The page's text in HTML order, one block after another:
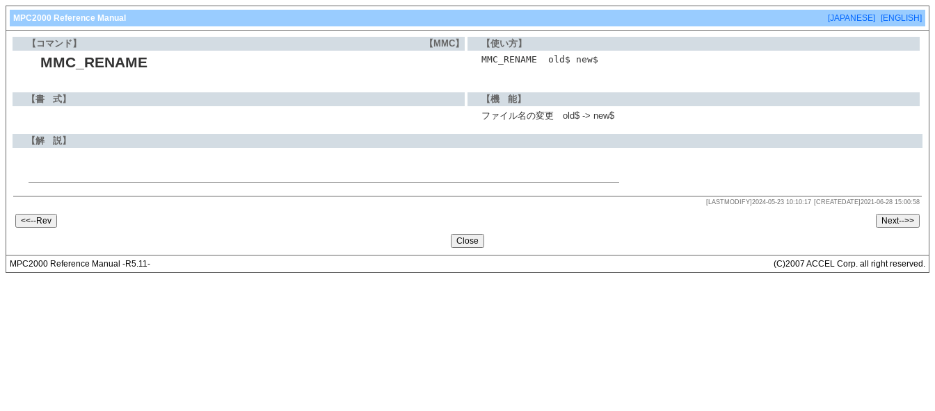
MPC2000 Reference Manual [JAPANESE] [ENGLISH]
【コマンド】 【MMC】 【使い方】
MMC_RENAME MMC_RENAME  old$ new$
【書 式】
【機 能】
ファイル名の変更 old$ -> new$
【解 説】
[LASTMODIFY]2024-05-23 10:10:17 [CREATEDATE]2021-06-28 15:00:58
MPC2000 Reference Manual -R5.11- (C)2007 ACCEL Corp. all right reserved.